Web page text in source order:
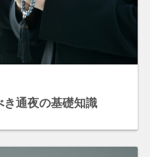
通夜の基礎知識